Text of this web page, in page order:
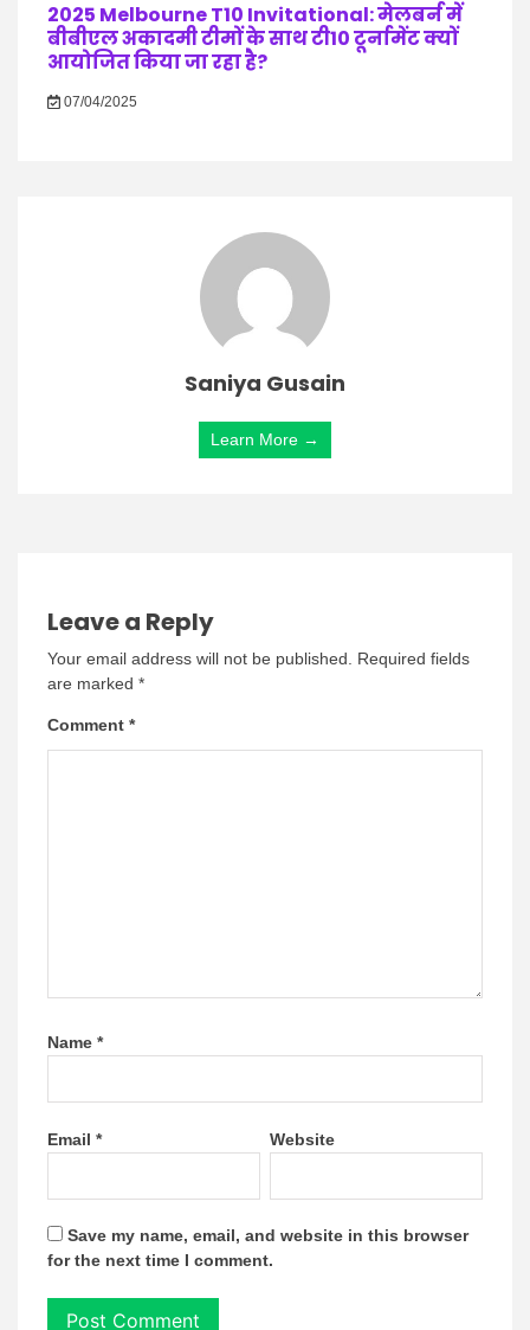
2025 Melbourne T10 Invitational: मेलबर्न में
बीबीएल अकादमी टीमों के साथ टी10 टूर्नामेंट क्यों
आयोजित किया जा रहा है?
07/04/2025
Saniya Gusain
Learn More →
Leave a Reply
Your email address will not be published.
Required fields
are marked *
Comment *
Name *
Email * Website
Save my name, email, and website in this browser
for the next time I comment.